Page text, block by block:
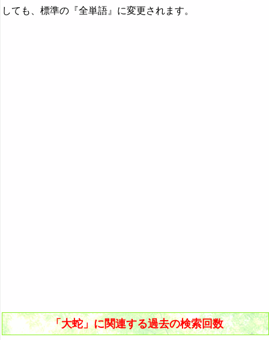
しても、標準の『全単語』に変更されます。
「大蛇」に関連する過去の検索回数